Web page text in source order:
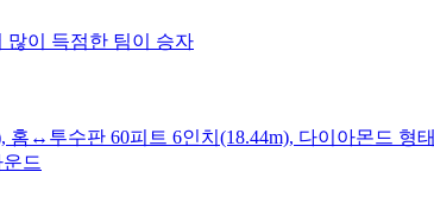
많이 득점한 팀이 승자
홈↔투수판 60피트 6인치(18.44m), 다이아몬드 형태
드